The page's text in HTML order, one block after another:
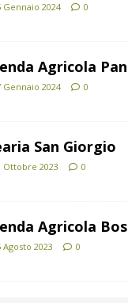
Gennaio 2024 0
Agricola
Gennaio 2024 0
San Giorgio
Ottobre 2023 0
Agricola
Agosto 2023 0